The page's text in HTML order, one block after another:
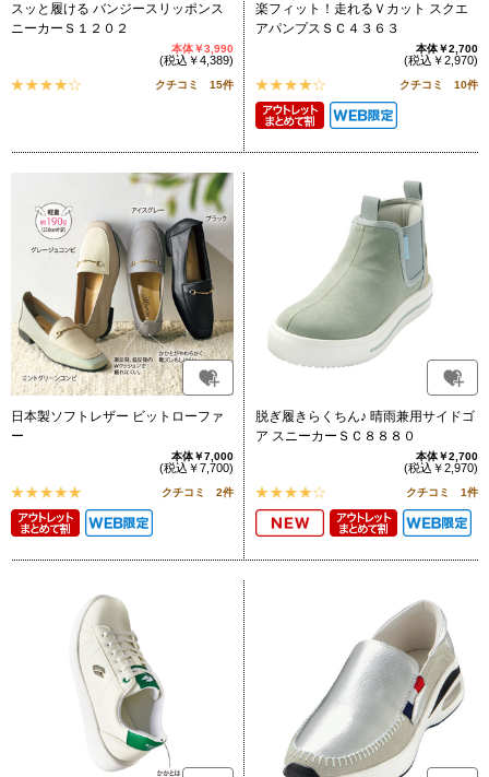
スッと履ける バンジースリッポンス
ニーカーＳ１２０２
本体￥3,990
(税込￥4,389)
クチコミ 15件
楽フィット！走れるＶカット スクエ
アパンプスＳＣ４３６３
本体￥2,700
(税込￥2,970)
クチコミ 10件
日本製ソフトレザー ビットローファ
ー
本体￥7,000
(税込￥7,700)
クチコミ 2件
脱ぎ履きらくちん♪ 晴雨兼用サイドゴ
ア スニーカーＳＣ８８８０
本体￥2,700
(税込￥2,970)
クチコミ 1件